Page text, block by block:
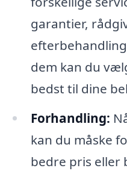
garantier,
dem kan du
bedst til dine
Forhandling:
kan du måske
bedre pris eller